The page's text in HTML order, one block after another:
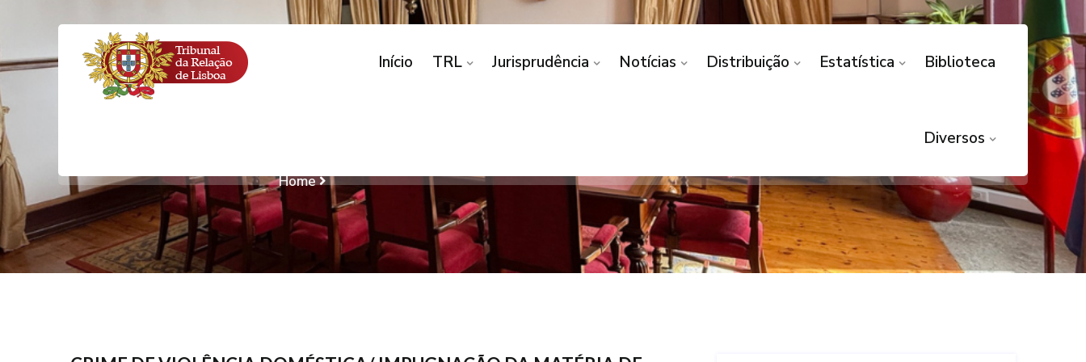
Início TRL Jurisprudência Notícias Distribuição Estatística Biblioteca
Diversos
CRIME DE VIOLÊNCIA DOMÉSTICA/ IMPUGNAÇÃO DA
Home CRIME DE VIOLÊNCIA DOMÉSTICA/ IMPUGNAÇÃO DA MATÉRIA DE FACTO